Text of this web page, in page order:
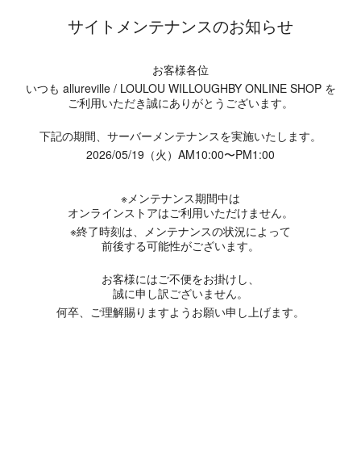
サイトメンテナンスのお知らせ
お客様各位
いつも allureville / LOULOU WILLOUGHBY ONLINE SHOP を
ご利用いただき誠にありがとうございます。
下記の期間、サーバーメンテナンスを実施いたします。
2026/05/19（火）AM10:00〜PM1:00
※メンテナンス期間中は
オンラインストアはご利用いただけません。
※終了時刻は、メンテナンスの状況によって
前後する可能性がございます。
お客様にはご不便をお掛けし、
誠に申し訳ございません。
何卒、ご理解賜りますようお願い申し上げます。